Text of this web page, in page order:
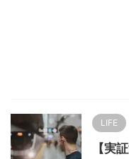
LIFE
【実